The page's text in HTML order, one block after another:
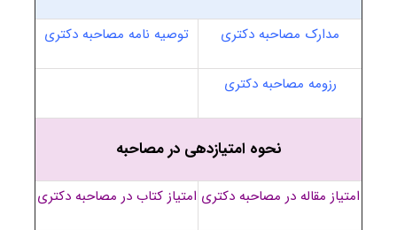
مدارک مصاحبه دکتری توصیه نامه مصاحبه دکتری
رزومه مصاحبه دکتری
نحوه امتیازدهی در مصاحبه
امتیاز مقاله در مصاحبه دکتری امتیاز کتاب در مصاحبه دکتری